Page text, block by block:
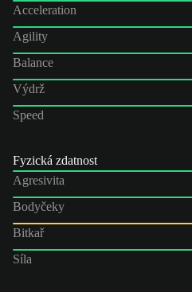
Acceleration
Agility
Balance
Výdrž
Speed
Fyzická zdatnost
Agresivita
Bodyčeky
Bitkař
Síla